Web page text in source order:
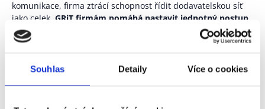
Souhlas Detaily Více o cookies
komunikace, firma ztrácí schopnost řídit dodavatelskou síť
jako celek. GRiT firmám pomáhá nastavit jednotný postup
pro onboarding a integraci dodavatelů.
Součástí je:
vyhodnocení výchozího stavu dodavatelské komunikace,